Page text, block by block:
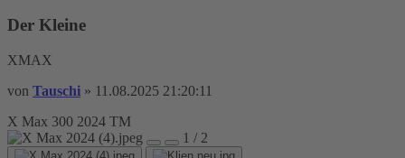
Der Kleine
XMAX
von Tauschi » 11.08.2025 21:20:11
X Max 300 2024 TM
1 / 2